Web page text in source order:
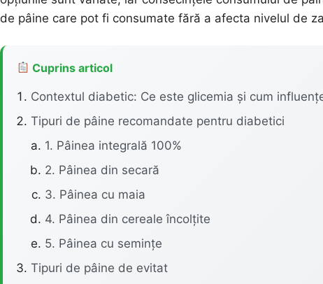
de pâine care pot fi consumate fără a afecta nivelul de
Cuprins articol
Contextul diabetic: Ce este glicemia și cum
Tipuri de pâine recomandate pentru diabetici
1. Pâinea integrală 100%
2. Pâinea din secară
3. Pâinea cu maia
4. Pâinea din cereale încolțite
5. Pâinea cu semințe
Tipuri de pâine de evitat